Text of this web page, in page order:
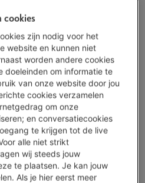
voorraad
cookies
zijn nodig voor het
website en kunnen niet
worden andere cookies
doeleinden om informatie te
van onze website door jou
cookies verzamelen
om onze
en conversatiecookies
te krijgen tot de live
alle niet strikt
wij steeds jouw
te plaatsen. Je kan jouw
Als je hier eerst meer